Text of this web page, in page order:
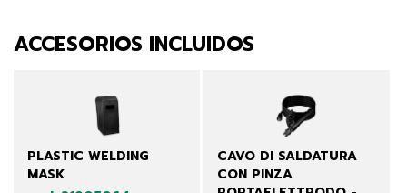
ACCESORIOS INCLUIDOS
PLASTIC WELDING
MASK
CAVO DI SALDATURA
CON PINZA